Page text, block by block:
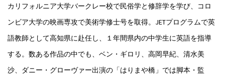
カリフォルニア大学バークレー校で民俗学と修辞学を学び、コロ
ンビア大学の映画専攻で美術学修士号を取得。JETプログラムで英
語教師として高知県に赴任し、１年間県内の中学生に英語を指導
する。数ある作品の中でも、ベン・ギロリ、高岡早紀、清水美
沙、ダニー・グローヴァー出演の「はりまや橋」では脚本・監